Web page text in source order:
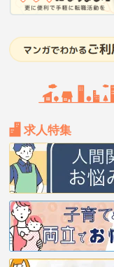
求人特集